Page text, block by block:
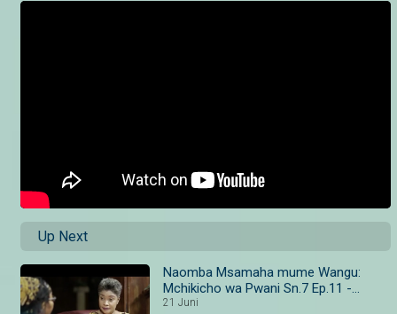
Up Next
Naomba Msamaha mume Wangu:
Mchikicho wa Pwani Sn.7 Ep.11 -
Maisha Magic Bongo
21 Juni